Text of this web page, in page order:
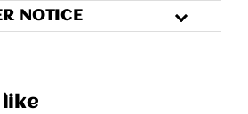
NOTICE
like